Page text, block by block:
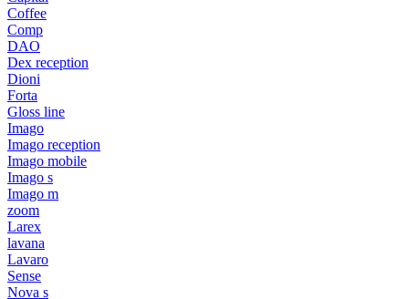
Coffee
Comp
DAO
Dex reception
Dioni
Forta
Gloss line
Imago
Imago reception
Imago mobile
Imago s
Imago m
zoom
Larex
lavana
Lavaro
Sense
Nova s